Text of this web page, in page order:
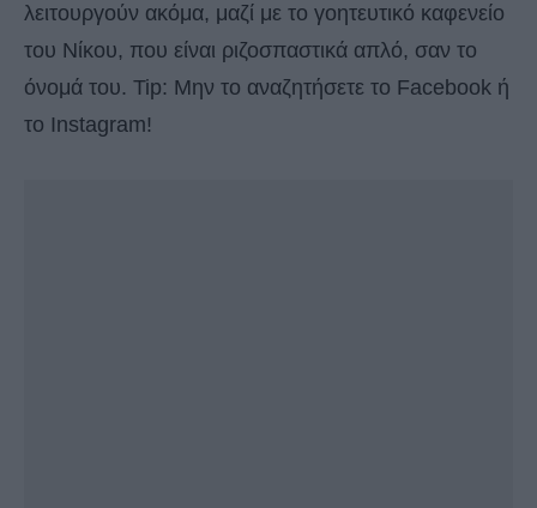
λειτουργούν ακόμα, μαζί με το γοητευτικό καφενείο
του Νίκου, που είναι ριζοσπαστικά απλό, σαν το
όνομά του. Tip: Μην το αναζητήσετε το Facebook ή
το Instagram!